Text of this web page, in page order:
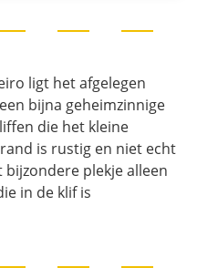
ligt het afgelegen
bijna geheimzinnige
die het kleine
is rustig en niet echt
plekje alleen
in de klif is